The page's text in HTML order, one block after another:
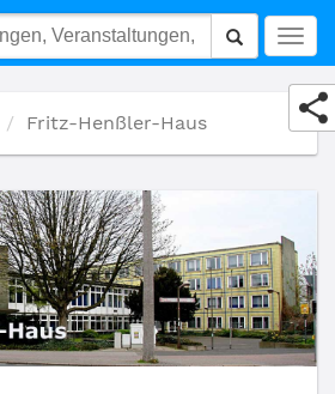
Fritz-Henßler-Haus